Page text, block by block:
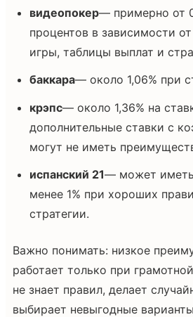
видеопокер— примерно от
процентов в зависимости
игры, таблицы выплат и
баккара— около 1,06% при
крэпс— около 1,36% на
дополнительные ставки с
могут не иметь
испанский 21— может
менее 1% при хороших
стратегии.
Важно понимать: низкое
работает только при
не знает правил, делает
выбирает невыгодные